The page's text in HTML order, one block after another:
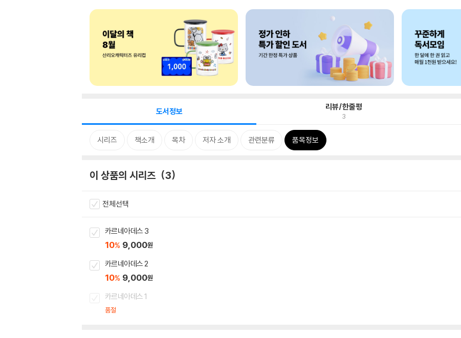
도서정보 리뷰/한줄평
3
시리즈 책소개 목차 저자 소개 관련분류 품목정보
이 상품의 시리즈 3
전체선택
카르네아데스 3
10% 9,000원
카르네아데스 2
10% 9,000원
카르네아데스 1
품절